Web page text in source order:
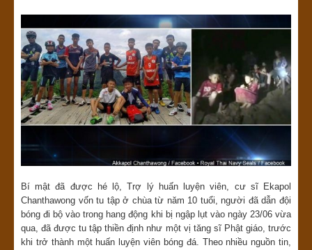
Bí mật đã được hé lộ, Trợ lý huấn luyện viên, cư sĩ Ekapol
Chanthawong vốn tu tập ở chùa từ năm 10 tuổi, người đã dẫn đội
bóng đi bộ vào trong hang động khi bị ngập lụt vào ngày 23/06 vừa
qua, đã được tu tập thiền định như một vị tăng sĩ Phật giáo, trước
khi trở thành một huấn luyện viên bóng đá. Theo nhiều nguồn tin,